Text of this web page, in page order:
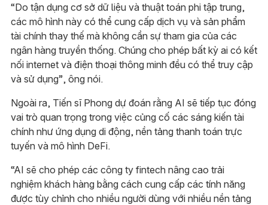
“Do tận dụng cơ sở dữ liệu và thuật toán phi tập trung,
các mô hình này có thể cung cấp dịch vụ và sản phẩm
tài chính thay thế mà không cần sự tham gia của các
ngân hàng truyền thống. Chúng cho phép bất kỳ ai có kết
nối internet và điện thoại thông minh đều có thể truy cập
và sử dụng”, ông nói.
Ngoài ra, Tiến sĩ Phong dự đoán rằng AI sẽ tiếp tục đóng
vai trò quan trọng trong việc củng cố các sáng kiến tài
chính như ứng dụng di động, nền tảng thanh toán trực
tuyến và mô hình DeFi.
“AI sẽ cho phép các công ty fintech nâng cao trải
nghiệm khách hàng bằng cách cung cấp các tính năng
được tùy chỉnh cho nhiều người dùng với nhiều nền tảng